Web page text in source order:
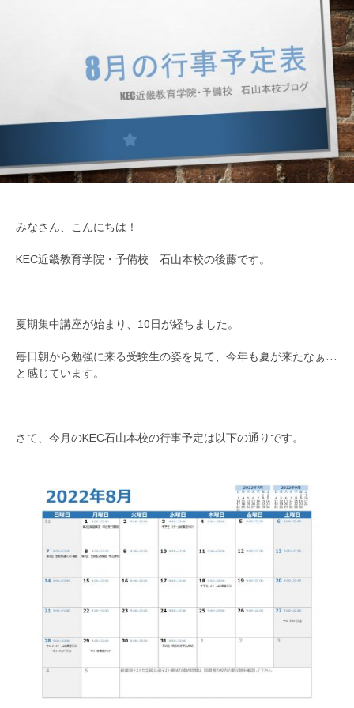
みなさん、こんにちは！
KEC近畿教育学院・予備校 石山本校の後藤です。
夏期集中講座が始まり、10日が経ちました。
毎日朝から勉強に来る受験生の姿を見て、今年も夏が来たなぁ…
と感じています。
さて、今月のKEC石山本校の行事予定は以下の通りです。